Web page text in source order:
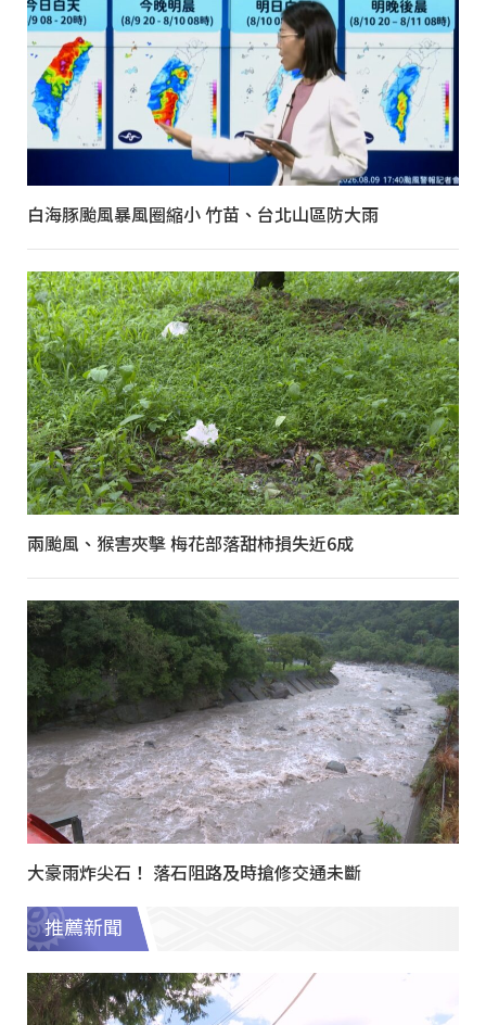
白海豚颱風暴風圈縮小 竹苗、台北山區防大雨
兩颱風、猴害夾擊 梅花部落甜柿損失近6成
大豪雨炸尖石！ 落石阻路及時搶修交通未斷
推薦新聞